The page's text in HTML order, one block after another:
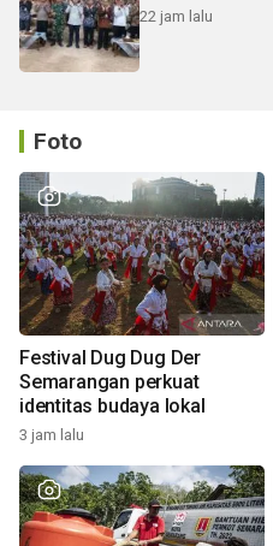
22 jam lalu
Foto
Festival Dug Dug Der
Semarangan perkuat
identitas budaya lokal
3 jam lalu